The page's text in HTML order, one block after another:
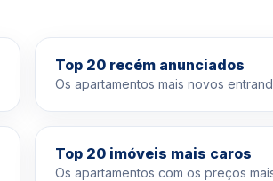
Top 20 recém anunciados
Os apartamentos mais novos
Top 20 imóveis mais caros
Os apartamentos com os preços